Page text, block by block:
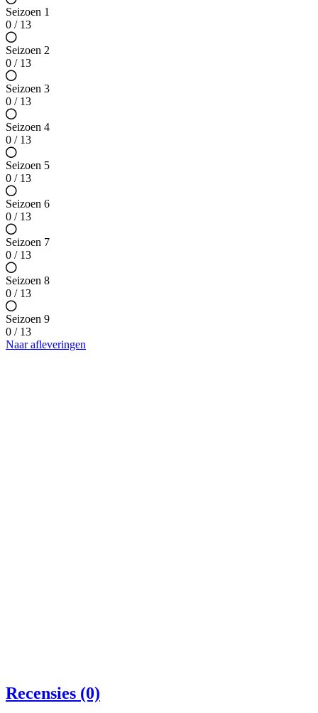
Seizoen 1
0 / 13
Seizoen 2
0 / 13
Seizoen 3
0 / 13
Seizoen 4
0 / 13
Seizoen 5
0 / 13
Seizoen 6
0 / 13
Seizoen 7
0 / 13
Seizoen 8
0 / 13
Seizoen 9
0 / 13
Naar afleveringen
Recensies (0)